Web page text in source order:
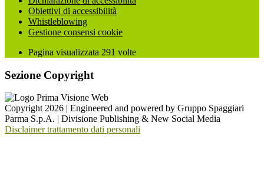
Obiettivi di accessibilità
Whistleblowing
Gestione consensi cookie
Pagina visualizzata 291 volte
Sezione Copyright
Copyright 2026 | Engineered and powered by Gruppo Spaggiari
Parma S.p.A. | Divisione Publishing & New Social Media
Disclaimer trattamento dati personali